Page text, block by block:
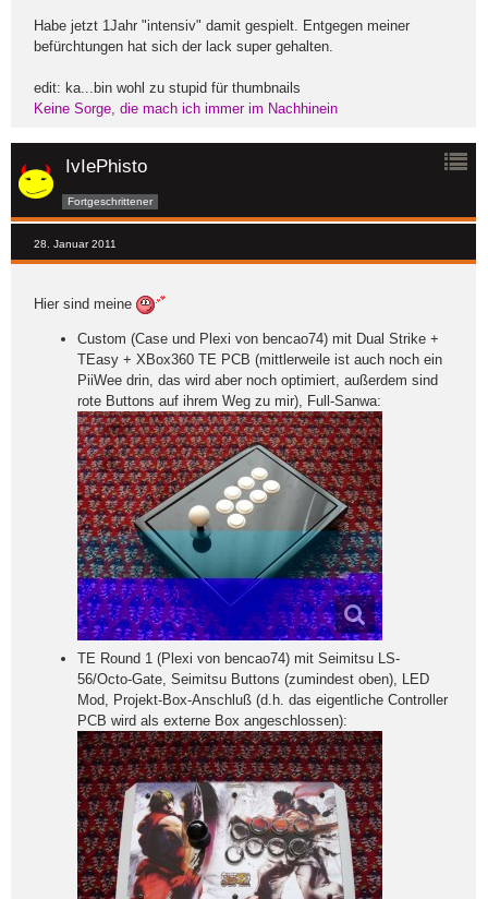
Habe jetzt 1Jahr "intensiv" damit gespielt. Entgegen meiner
befürchtungen hat sich der lack super gehalten.
edit: ka...bin wohl zu stupid für thumbnails
Keine Sorge, die mach ich immer im Nachhinein
IvIePhisto
Fortgeschrittener
28. Januar 2011
Hier sind meine
Custom (Case und Plexi von bencao74) mit Dual Strike +
TEasy + XBox360 TE PCB (mittlerweile ist auch noch ein
PiiWee drin, das wird aber noch optimiert, außerdem sind
rote Buttons auf ihrem Weg zu mir), Full-Sanwa:
TE Round 1 (Plexi von bencao74) mit Seimitsu LS-
56/Octo-Gate, Seimitsu Buttons (zumindest oben), LED
Mod, Projekt-Box-Anschluß (d.h. das eigentliche Controller
PCB wird als externe Box angeschlossen):